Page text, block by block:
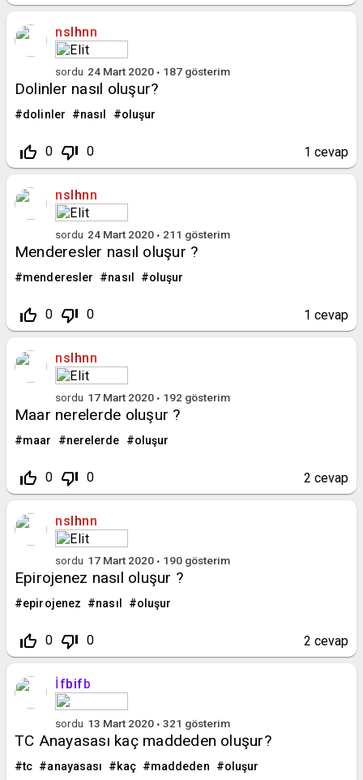
nslhnn
sordu 24 Mart 2020 187 gösterim
Dolinler nasıl oluşur?
dolinler nasıl oluşur
thumb_up_off_alt 0 thumb_down_off_alt 0 1 cevap
nslhnn
sordu 24 Mart 2020 211 gösterim
Menderesler nasıl oluşur ?
menderesler nasıl oluşur
thumb_up_off_alt 0 thumb_down_off_alt 0 1 cevap
nslhnn
sordu 17 Mart 2020 192 gösterim
Maar nerelerde oluşur ?
maar nerelerde oluşur
thumb_up_off_alt 0 thumb_down_off_alt 0 2 cevap
nslhnn
sordu 17 Mart 2020 190 gösterim
Epirojenez nasıl oluşur ?
epirojenez nasıl oluşur
thumb_up_off_alt 0 thumb_down_off_alt 0 2 cevap
İfbifb
sordu 13 Mart 2020 321 gösterim
TC Anayasası kaç maddeden oluşur?
tc anayasası kaç maddeden oluşur